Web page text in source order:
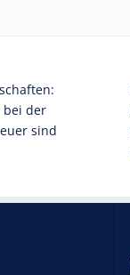
bei der
sind